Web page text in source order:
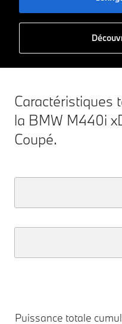
Caractéristiques
la BMW M440i
Coupé.
Puissance totale